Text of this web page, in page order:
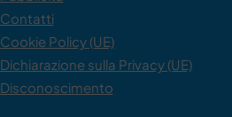
Contatti
Cookie Policy (UE)
Dichiarazione sulla Privacy (UE)
Disconoscimento